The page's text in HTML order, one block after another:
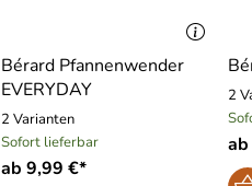
Bérard Pfannenwender
EVERYDAY
2 Varianten
Sofort lieferbar
ab 9,99 €*
2